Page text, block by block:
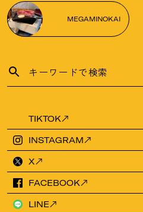
MEGAMINOKAI
TIKTOK
INSTAGRAM
X
FACEBOOK
LINE